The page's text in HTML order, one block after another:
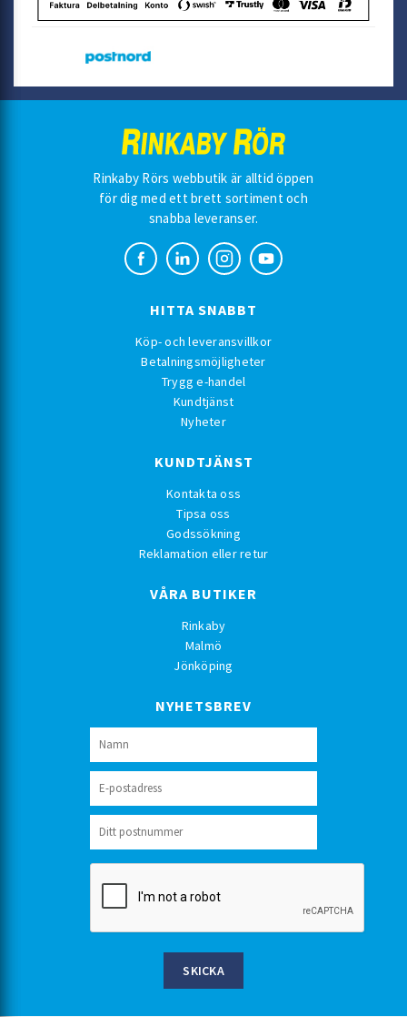
Rinkaby Rörs webbutik är alltid öppen
för dig med ett brett sortiment och
snabba leveranser.
HITTA SNABBT
Köp- och leveransvillkor
Betalningsmöjligheter
Trygg e-handel
Kundtjänst
Nyheter
KUNDTJÄNST
Kontakta oss
Tipsa oss
Godssökning
Reklamation eller retur
VÅRA BUTIKER
Rinkaby
Malmö
Jönköping
NYHETSBREV
SKICKA